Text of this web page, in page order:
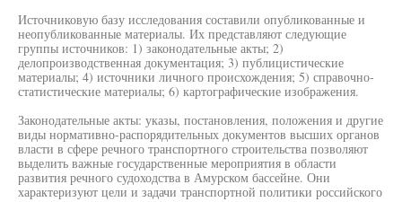
Источниковую базу исследования составили опубликованные и
неопубликованные материалы. Их представляют следующие
группы источников: 1) законодательные акты; 2)
делопроизводственная документация; 3) публицистические
материалы; 4) источники личного происхождения; 5) справочно-
статистические материалы; 6) картографические изображения.
Законодательные акты: указы, постановления, положения и другие
виды нормативно-распорядительных документов высших органов
власти в сфере речного транспортного строительства позволяют
выделить важные государственные мероприятия в области
развития речного судоходства в Амурском бассейне. Они
характеризуют цели и задачи транспортной политики российского